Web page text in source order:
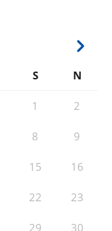
S N
1 2
8 9
15 16
22 23
29 30